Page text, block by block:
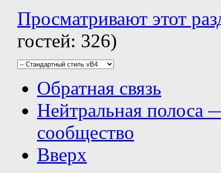
Просматривают этот
гостей: 326)
Обратная связь
Нейтральная полоса
сообщество
Вверх